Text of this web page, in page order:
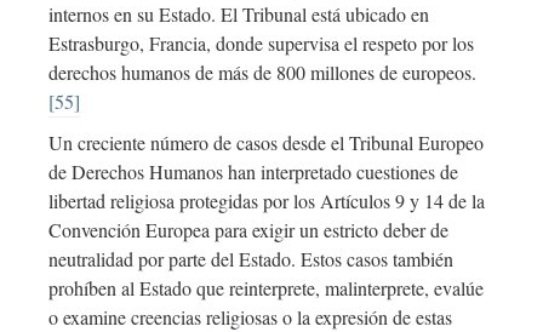
internos en su Estado. El Tribunal está ubicado en
Estrasburgo, Francia, donde supervisa el respeto por los
derechos humanos de más de 800 millones de europeos.
[55]
Un creciente número de casos desde el Tribunal Europeo
de Derechos Humanos han interpretado cuestiones de
libertad religiosa protegidas por los Artículos 9 y 14 de la
Convención Europea para exigir un estricto deber de
neutralidad por parte del Estado. Estos casos también
prohíben al Estado que reinterprete, malinterprete, evalúe
o examine creencias religiosas o la expresión de estas